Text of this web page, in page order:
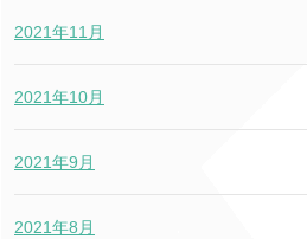
2021年11月
2021年10月
2021年9月
2021年8月